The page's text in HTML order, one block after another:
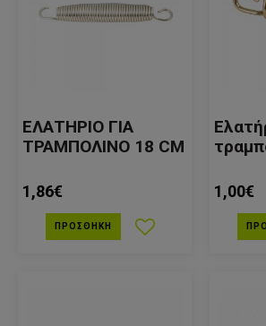
ΕΛΑΤΗΡΙΟ ΓΙΑ
ΤΡΑΜΠΟΛΙΝΟ 18 CM
1,86€
ΠΡΟΣΘΉΚΗ
1,00€